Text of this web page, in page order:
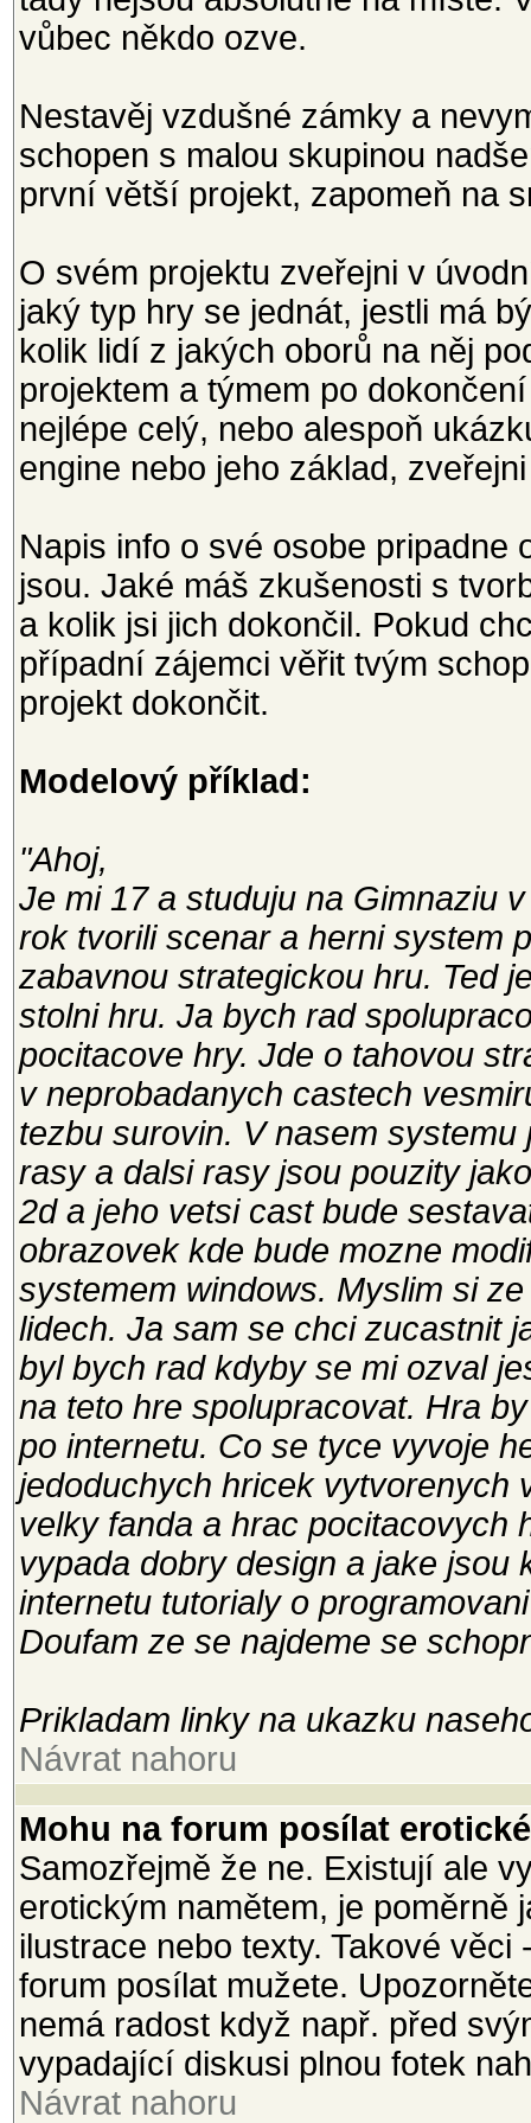
vůbec někdo ozve.
Nestavěj vzdušné zámky a
schopen s malou skupinou
první větší projekt, zapomeň na
O svém projektu zveřejni v
jaký typ hry se jednát, jestli má
kolik lidí z jakých oborů na něj
projektem a týmem po
nejlépe celý, nebo alespoň
engine nebo jeho základ,
Napis info o své osobe
jsou. Jaké máš zkušenosti s
a kolik jsi jich dokončil. Pokud
případní zájemci věřit tvým
projekt dokončit.
Modelový příklad:
"Ahoj,
Je mi 17 a studuju na Gimnaziu
rok tvorili scenar a herni system
zabavnou strategickou hru. Ted
stolni hru. Ja bych rad
pocitacove hry. Jde o tahovou
v neprobadanych castech
tezbu surovin. V nasem
rasy a dalsi rasy jsou pouzity
2d a jeho vetsi cast bude
obrazovek kde bude mozne
systemem windows. Myslim si
lidech. Ja sam se chci zucastnit
byl bych rad kdyby se mi ozval
na teto hre spolupracovat. Hra
po internetu. Co se tyce vyvoje
jedoduchych hricek vytvorenych
velky fanda a hrac pocitacovych
vypada dobry design a jake jsou
internetu tutorialy o
Doufam ze se najdeme se
Prikladam linky na ukazku
Návrat nahoru
Mohu na forum posílat
Samozřejmě že ne. Existují ale
erotickým namětem, je poměrně
ilustrace nebo texty. Takové
forum posílat mužete.
nemá radost když např. před
vypadající diskusi plnou fotek
Návrat nahoru